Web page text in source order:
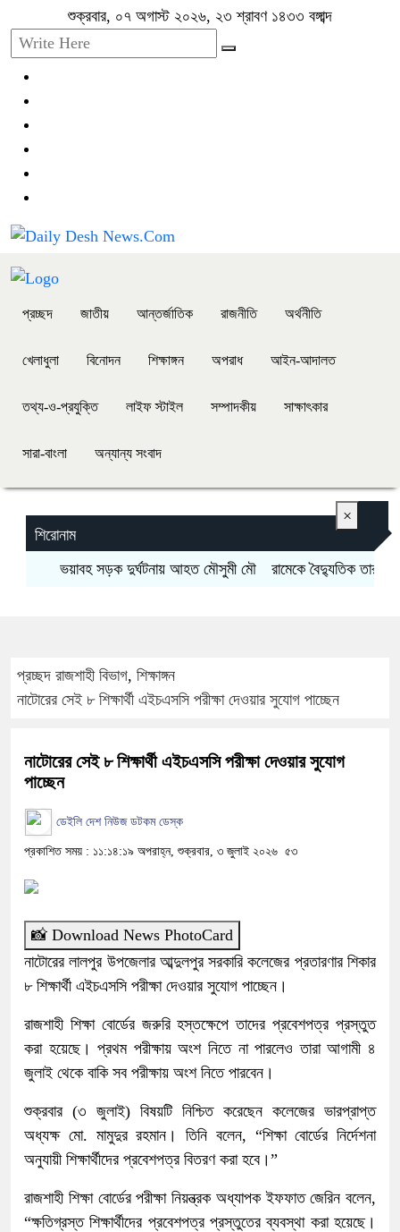
শুক্রবার, ০৭ অগাস্ট ২০২৬, ২৩ শ্রাবণ ১৪৩৩ বঙ্গাব্দ
প্রচ্ছদ জাতীয় আন্তর্জাতিক রাজনীতি অর্থনীতি
খেলাধুলা বিনোদন শিক্ষাঙ্গন অপরাধ আইন-আদালত
তথ্য-ও-প্রযুক্তি লাইফ স্টাইল সম্পাদকীয় সাক্ষাৎকার
সারা-বাংলা অন্যান্য সংবাদ
শিরোনাম
ভয়াবহ সড়ক দুর্ঘটনায় আহত মৌসুমী মৌ
রামেকে বৈদ্যুতিক তার
×
প্রচ্ছদ রাজশাহী বিভাগ, শিক্ষাঙ্গন
নাটোরের সেই ৮ শিক্ষার্থী এইচএসসি পরীক্ষা দেওয়ার সুযোগ পাচ্ছেন
নাটোরের সেই ৮ শিক্ষার্থী এইচএসসি পরীক্ষা দেওয়ার সুযোগ
পাচ্ছেন
ডেইলি দেশ নিউজ ডটকম ডেস্ক
প্রকাশিত সময় : ১১:১৪:১৯ অপরাহ্ন, শুক্রবার, ৩ জুলাই ২০২৬ ৫৩
📸 Download News PhotoCard
নাটোরের লালপুর উপজেলার আব্দুলপুর সরকারি কলেজের প্রতারণার শিকার
৮ শিক্ষার্থী এইচএসসি পরীক্ষা দেওয়ার সুযোগ পাচ্ছেন।
রাজশাহী শিক্ষা বোর্ডের জরুরি হস্তক্ষেপে তাদের প্রবেশপত্র প্রস্তুত
করা হয়েছে। প্রথম পরীক্ষায় অংশ নিতে না পারলেও তারা আগামী ৪
জুলাই থেকে বাকি সব পরীক্ষায় অংশ নিতে পারবেন।
শুক্রবার (৩ জুলাই) বিষয়টি নিশ্চিত করেছেন কলেজের ভারপ্রাপ্ত
অধ্যক্ষ মো. মামুদুর রহমান। তিনি বলেন, “শিক্ষা বোর্ডের নির্দেশনা
অনুযায়ী শিক্ষার্থীদের প্রবেশপত্র বিতরণ করা হবে।”
রাজশাহী শিক্ষা বোর্ডের পরীক্ষা নিয়ন্ত্রক অধ্যাপক ইফফাত জেরিন বলেন,
“ক্ষতিগ্রস্ত শিক্ষার্থীদের প্রবেশপত্র প্রস্তুতের ব্যবস্থা করা হয়েছে।